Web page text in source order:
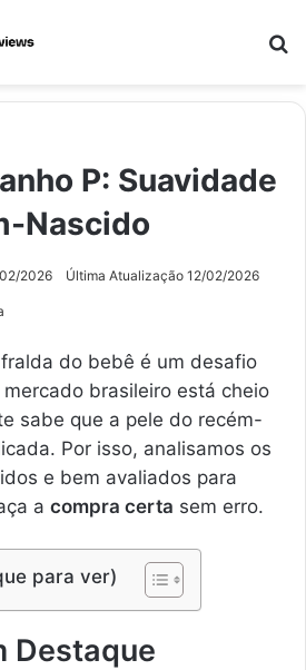
P: Suavidade
Nascido
2026 Última Atualização 12/02/2026
do bebê é um desafio
brasileiro está cheio
sabe que a pele do recém-
Por isso, analisamos os
e bem avaliados para
a compra certa sem erro.
para ver)
Destaque